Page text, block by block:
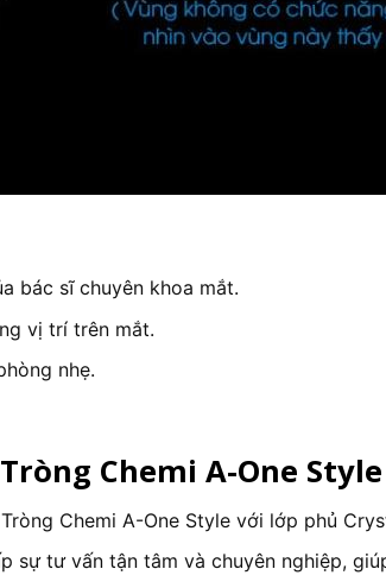
bác sĩ chuyên khoa mắt.
vị trí trên mắt.
nhẹ.
Chemi A-One
Chemi A-One Style với lớp phủ
sự tư vấn tận tâm và chuyên nghiệp,